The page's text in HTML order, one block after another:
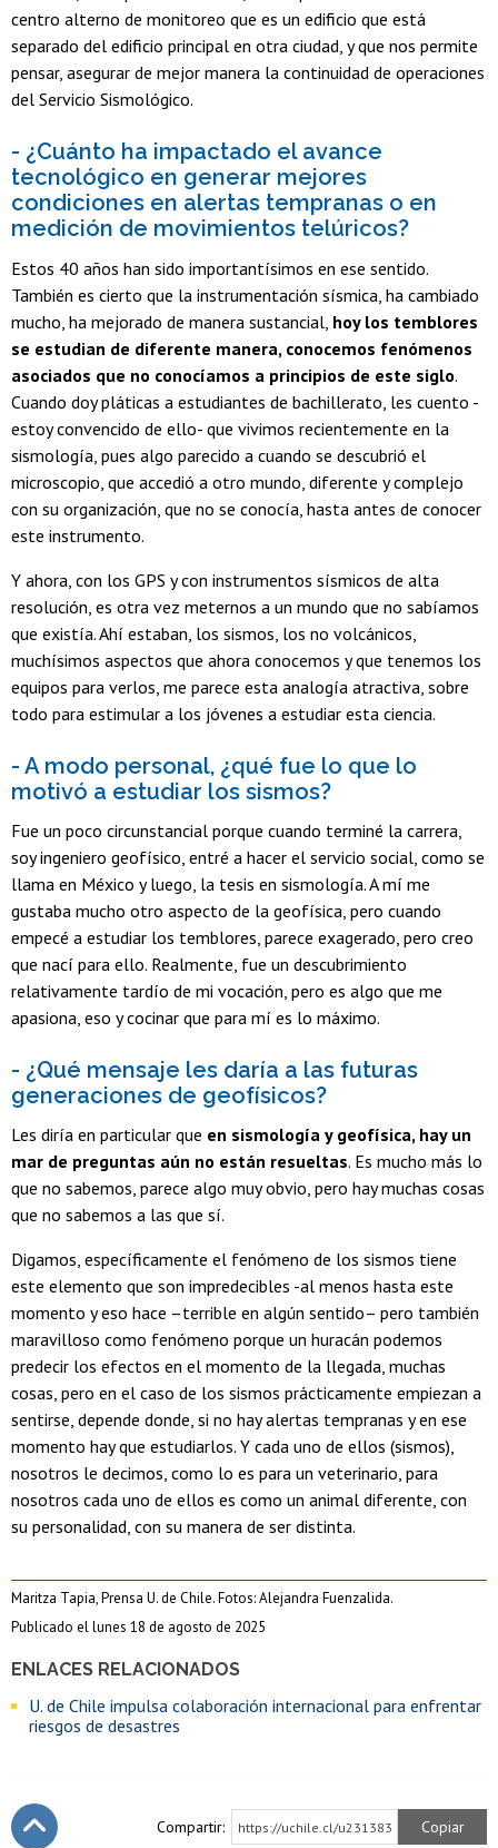
ENLACES RELACIONADOS
U. de Chile impulsa colaboración internacional para enfrentar
riesgos de desastres
centro alterno de monitoreo que es un edificio que está
separado del edificio principal en otra ciudad, y que nos permite
pensar, asegurar de mejor manera la continuidad de operaciones
del Servicio Sismológico.
- ¿Cuánto ha impactado el avance
tecnológico en generar mejores
condiciones en alertas tempranas o en
medición de movimientos telúricos?
Estos 40 años han sido importantísimos en ese sentido.
También es cierto que la instrumentación sísmica, ha cambiado
mucho, ha mejorado de manera sustancial, hoy los temblores
se estudian de diferente manera, conocemos fenómenos
asociados que no conocíamos a principios de este siglo.
Cuando doy pláticas a estudiantes de bachillerato, les cuento -
estoy convencido de ello- que vivimos recientemente en la
sismología, pues algo parecido a cuando se descubrió el
microscopio, que accedió a otro mundo, diferente y complejo
con su organización, que no se conocía, hasta antes de conocer
este instrumento.
Y ahora, con los GPS y con instrumentos sísmicos de alta
resolución, es otra vez meternos a un mundo que no sabíamos
que existía. Ahí estaban, los sismos, los no volcánicos,
muchísimos aspectos que ahora conocemos y que tenemos los
equipos para verlos, me parece esta analogía atractiva, sobre
todo para estimular a los jóvenes a estudiar esta ciencia.
- A modo personal, ¿qué fue lo que lo
motivó a estudiar los sismos?
Fue un poco circunstancial porque cuando terminé la carrera,
soy ingeniero geofísico, entré a hacer el servicio social, como se
llama en México y luego, la tesis en sismología. A mí me
gustaba mucho otro aspecto de la geofísica, pero cuando
empecé a estudiar los temblores, parece exagerado, pero creo
que nací para ello. Realmente, fue un descubrimiento
relativamente tardío de mi vocación, pero es algo que me
apasiona, eso y cocinar que para mí es lo máximo.
- ¿Qué mensaje les daría a las futuras
generaciones de geofísicos?
Les diría en particular que en sismología y geofísica, hay un
mar de preguntas aún no están resueltas. Es mucho más lo
que no sabemos, parece algo muy obvio, pero hay muchas cosas
que no sabemos a las que sí.
Digamos, específicamente el fenómeno de los sismos tiene
este elemento que son impredecibles -al menos hasta este
momento y eso hace –terrible en algún sentido– pero también
maravilloso como fenómeno porque un huracán podemos
predecir los efectos en el momento de la llegada, muchas
cosas, pero en el caso de los sismos prácticamente empiezan a
sentirse, depende donde, si no hay alertas tempranas y en ese
momento hay que estudiarlos. Y cada uno de ellos (sismos),
nosotros le decimos, como lo es para un veterinario, para
nosotros cada uno de ellos es como un animal diferente, con
su personalidad, con su manera de ser distinta.
Maritza Tapia, Prensa U. de Chile. Fotos: Alejandra Fuenzalida.
Publicado el lunes 18 de agosto de 2025
Compartir: https://uchile.cl/u231383 Copiar